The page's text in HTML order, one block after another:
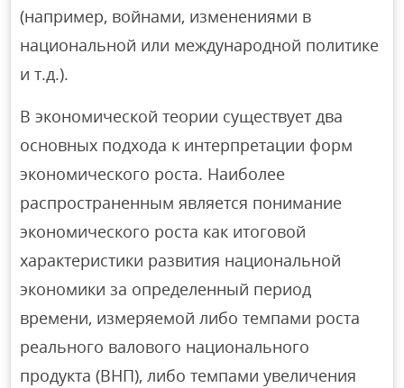
(например, войнами, изменениями в
национальной или международной политике
и т.д.).
В экономической теории существует два
основных подхода к интерпретации форм
экономического роста. Наиболее
распространенным является понимание
экономического роста как итоговой
характеристики развития национальной
экономики за определенный период
времени, измеряемой либо темпами роста
реального валового национального
продукта (ВНП), либо темпами увеличения